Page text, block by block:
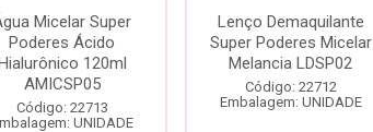
Micelar Super
Poderes Ácido
120ml
AMICSP05
Código: 22713
UNIDADE
Lenço Demaquilante
Super Poderes Micelar
Melancia LDSP02
Código: 22712
Embalagem: UNIDADE